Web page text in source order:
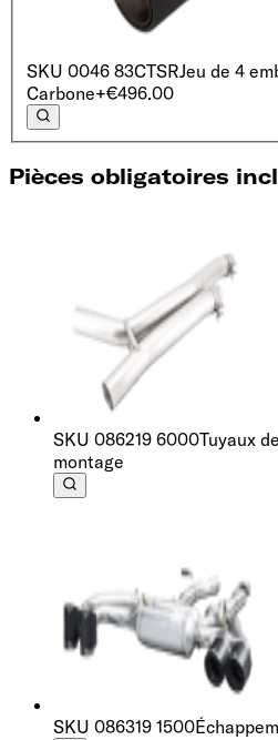
SKU 0046 83CTSRJeu de 4
Carbone+€496.00
Pièces obligatoires
SKU 086219 6000Tuyaux
montage
SKU 086319 1500